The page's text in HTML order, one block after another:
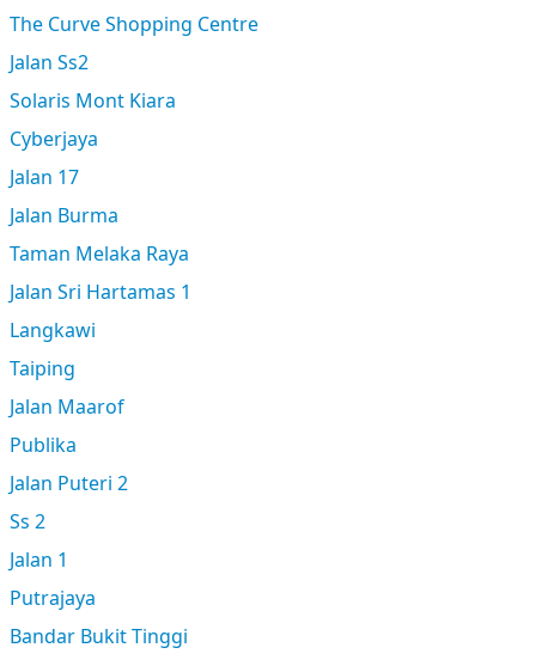
The Curve Shopping Centre
Jalan Ss2
Solaris Mont Kiara
Cyberjaya
Jalan 17
Jalan Burma
Taman Melaka Raya
Jalan Sri Hartamas 1
Langkawi
Taiping
Jalan Maarof
Publika
Jalan Puteri 2
Ss 2
Jalan 1
Putrajaya
Bandar Bukit Tinggi